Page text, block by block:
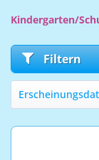
Kindergarten/
Filtern